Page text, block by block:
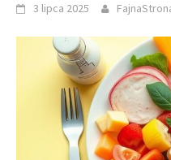
3 lipca 2025